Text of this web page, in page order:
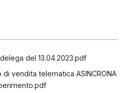
del 13.04.2023.pdf
vendita telematica ASINCRONA